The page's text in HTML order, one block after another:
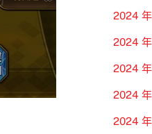
2024 年
2024 年
2024 年
2024
2024